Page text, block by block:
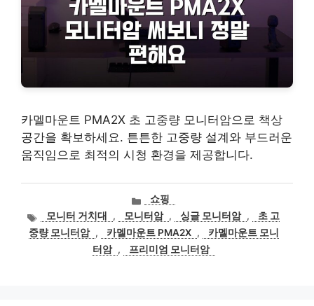
카멜마운트 PMA2X 초 고중량 모니터암으로 책상
공간을 확보하세요. 튼튼한 고중량 설계와 부드러운
움직임으로 최적의 시청 환경을 제공합니다.
카
테
고
리
쇼핑
태
그
모니터 거치대 , 모니터암 , 싱글 모니터암 ,
초 고
중량 모니터암 , 카멜마운트 PMA2X ,
카멜마운트 모니
터암 , 프리미엄 모니터암